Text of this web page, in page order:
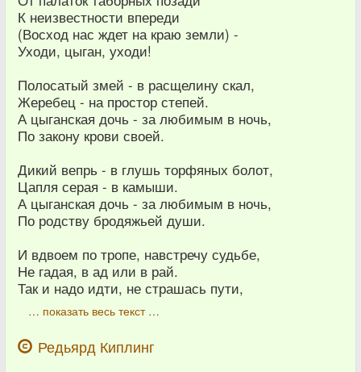
К неизвестности впереди
(Восход нас ждет на краю земли) -
Уходи, цыган, уходи!
Полосатый змей - в расщелину скал,
Жеребец - на простор степей.
А цыганская дочь - за любимым в ночь,
По закону крови своей.
Дикий вепрь - в глушь торфяных болот,
Цапля серая - в камыши.
А цыганская дочь - за любимым в ночь,
По родству бродяжьей души.
И вдвоем по тропе, навстречу судьбе,
Не гадая, в ад или в рай.
Так и надо идти, не страшась пути,
… показать весь текст …
Редьярд Киплинг